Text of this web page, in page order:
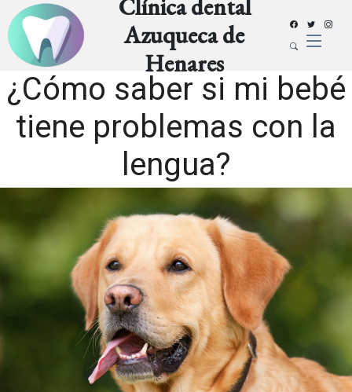
Clínica dental
Azuqueca de
Henares
¿Cómo saber si mi bebé
tiene problemas con la
lengua?